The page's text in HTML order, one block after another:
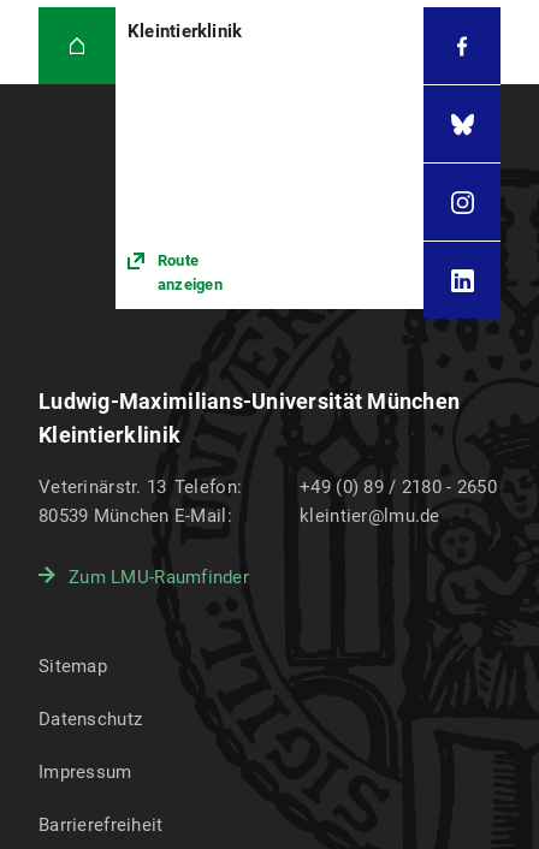
Kleintierklinik
Route
anzeigen
Ludwig-Maximilians-Universität München
Kleintierklinik
Veterinärstr. 13
80539 München
Telefon:
+49 (0) 89 / 2180 - 2650
E-Mail:
kleintier@lmu.de
Zum LMU-Raumfinder
Sitemap
Datenschutz
Impressum
Barrierefreiheit